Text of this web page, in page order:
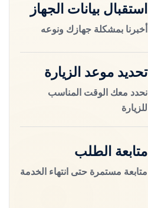
استقبال بيانات الجهاز
أخبرنا بمشكلة جهازك ونوعه
تحديد موعد الزيارة
نحدد معك الوقت المناسب
للزيارة
متابعة الطلب
متابعة مستمرة حتى انتهاء الخدمة